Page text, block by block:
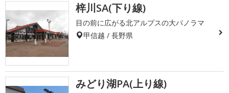
梓川SA(下り線)
目の前に広がる北アルプスの大パノラマ
甲信越 / 長野県
みどり湖PA(上り線)